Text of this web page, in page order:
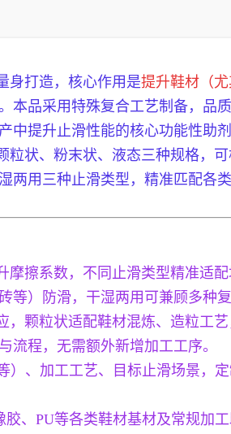
身打造，核心作用是提升鞋材（
本品采用特殊复合工艺制备，品
中提升止滑性能的核心功能性助剂
状、粉末状、液态三种规格，
用三种止滑类型，精准匹配各
摩擦系数，不同止滑类型精准适
）防滑，干湿两用可兼顾多种
，颗粒状适配鞋材混炼、造粒工
流程，无需额外新增加工工序。
）、加工工艺、目标止滑场景，
胶、PU等各类鞋材基材及常规加